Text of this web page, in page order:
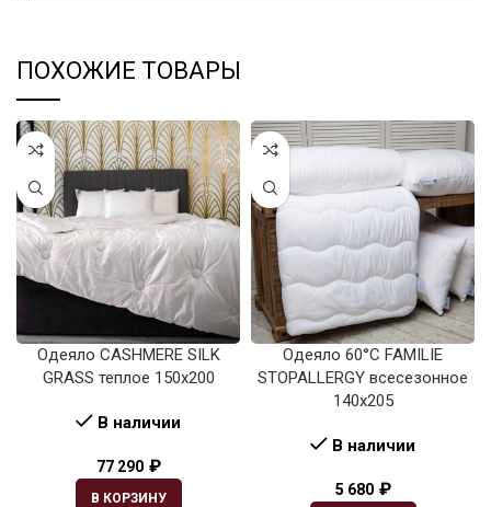
ПОХОЖИЕ ТОВАРЫ
Одеяло CASHMERE SILK
GRASS теплое 150х200
В наличии
77 290 ₽
В КОРЗИНУ
Одеяло 60°C FAMILIE
STOPALLERGY всесезонное
140х205
В наличии
5 680 ₽